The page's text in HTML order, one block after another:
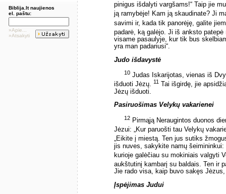
Biblija.lt naujienos
el. paštu:
»Apie...
»Atsakyti
pinigus išdalyti vargšams!“ Taip jie
ją ramybėje! Kam ją skaudinate? Ji
savimi ir, kada tik panorėję, galite
padarė, ką galėjo. Ji iš anksto
visame pasaulyje, kur tik bus
yra man padariusi“.
Judo išdavystė
10 Judas Iskarijotas, vienas iš
išduoti Jėzų. 11 Tai išgirdę, jie
Jėzų išduoti.
Pasiruošimas Velykų vakarienei
12 Pirmąją Neraugintos duonos
Jėzui: „Kur paruošti tau Velykų
„Eikite į miestą. Ten jus sutiks
jis nuves, sakykite namų
kurioje galėčiau su mokiniais valgyti
aukštutinį kambarį su baldais. Ten ir
Jie rado visa, kaip buvo sakęs
Įspėjimas Judui